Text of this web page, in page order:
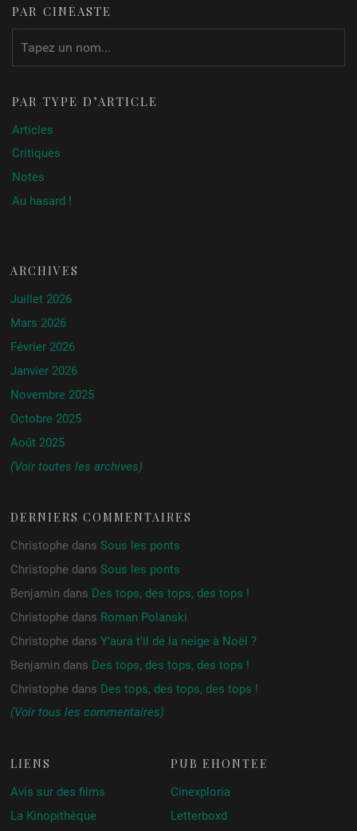
PAR CINÉASTE
PAR TYPE D’ARTICLE
Articles
Critiques
Notes
Au hasard !
ARCHIVES
Juillet 2026
Mars 2026
Février 2026
Janvier 2026
Novembre 2025
Octobre 2025
Août 2025
(Voir toutes les archives)
DERNIERS COMMENTAIRES
Christophe dans Sous les ponts
Christophe dans Sous les ponts
Benjamin dans Des tops, des tops, des tops !
Christophe dans Roman Polanski
Christophe dans Y’aura t’il de la neige à Noël ?
Benjamin dans Des tops, des tops, des tops !
Christophe dans Des tops, des tops, des tops !
(Voir tous les commentaires)
LIENS
Avis sur des films
La Kinopithèque
PUB ÉHONTÉE
Cinexploria
Letterboxd